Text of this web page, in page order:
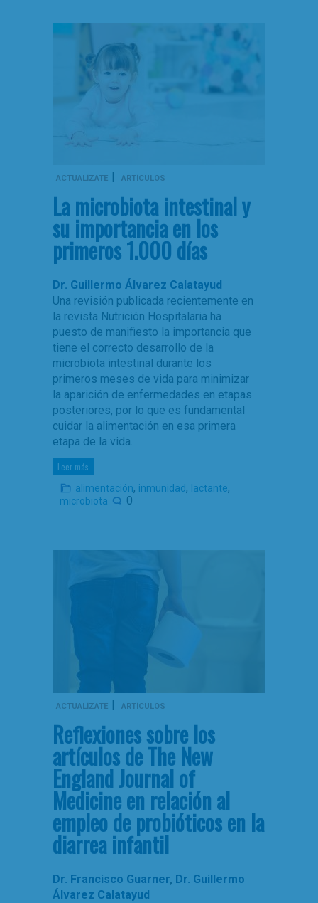
ACTUALÍZATE | ARTÍCULOS
La microbiota intestinal y
su importancia en los
primeros 1.000 días
Dr. Guillermo Álvarez Calatayud
Una revisión publicada recientemente en
la revista Nutrición Hospitalaria ha
puesto de manifiesto la importancia que
tiene el correcto desarrollo de la
microbiota intestinal durante los
primeros meses de vida para minimizar
la aparición de enfermedades en etapas
posteriores, por lo que es fundamental
cuidar la alimentación en esa primera
etapa de la vida.
Leer más
alimentación, inmunidad, lactante,
microbiota 0
ACTUALÍZATE | ARTÍCULOS
Reflexiones sobre los
artículos de The New
England Journal of
Medicine en relación al
empleo de probióticos en la
diarrea infantil
Dr. Francisco Guarner, Dr. Guillermo
Álvarez Calatayud